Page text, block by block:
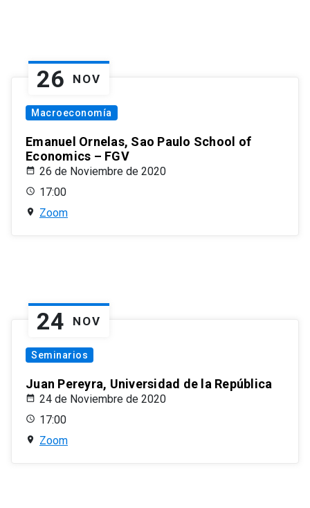
26 NOV
Macroeconomía
Emanuel Ornelas, Sao Paulo School of
Economics – FGV
26 de Noviembre de 2020
17:00
Zoom
24 NOV
Seminarios
Juan Pereyra, Universidad de la República
24 de Noviembre de 2020
17:00
Zoom